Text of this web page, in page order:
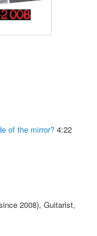
of the mirror? 4:22
2008), Guitarist,